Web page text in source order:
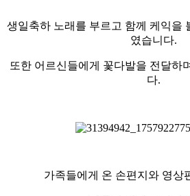
생일축하 노래를 부르고 함께 케익을
였습니다.
또한 어르신들에게 꽃다발을 전달하
다.
가족들에게 온 손편지와 영상